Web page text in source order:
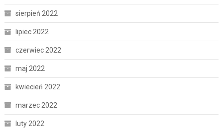
sierpień 2022
lipiec 2022
czerwiec 2022
maj 2022
kwiecień 2022
marzec 2022
luty 2022